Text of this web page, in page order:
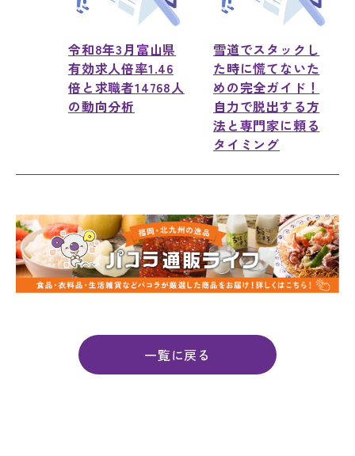
令和8年3月富山県
有効求人倍率1.46
倍と求職者14768人
の動向分析
雪道でスタックし
た時に慌てないた
めの完全ガイド！
自力で脱出する方
法と専門家に頼る
タイミング
一覧に戻る